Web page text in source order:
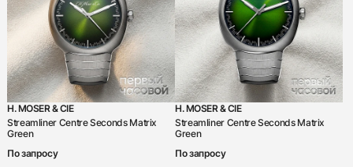
H. MOSER & CIE
Streamliner Centre Seconds Matrix
Green
По запросу
H. MOSER & CIE
Streamliner Centre Seconds Matrix
Green
По запросу